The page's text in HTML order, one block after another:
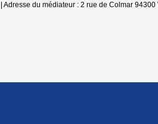
du médiateur : 2 rue de Colmar 94300